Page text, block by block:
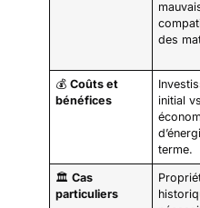
des
💰Coûts et
bénéfices
initial vs
terme.
🏛️Cas
particuliers